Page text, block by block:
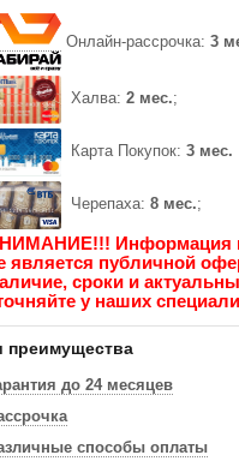
Онлайн-рассрочка:3
Халва:2 мес.;
Карта Покупок:3 мес.
Черепаха:8 мес.;
Информация
является публичной
сроки и
у наших
преимущества
до 24 месяцев
способы оплаты